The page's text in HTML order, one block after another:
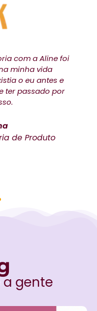
com a Aline foi
minha vida
o eu antes e
ter passado por
de Produto
gente